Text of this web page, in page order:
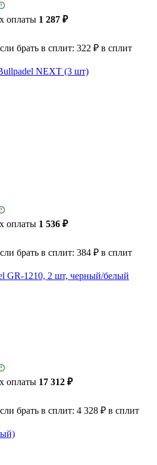
оплаты 1 287 ₽
брать в сплит: 322 ₽ в сплит
NEXT (3 шт)
оплаты 1 536 ₽
брать в сплит: 384 ₽ в сплит
GR-1210, 2 шт, черный/белый
оплаты 17 312 ₽
брать в сплит: 4 328 ₽ в сплит